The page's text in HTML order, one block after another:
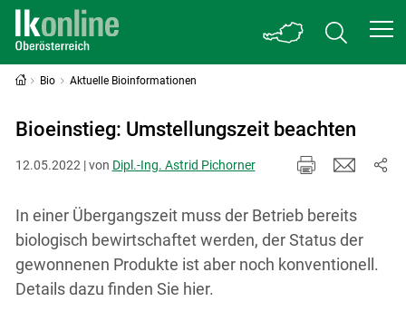
Bio Aktuelle Bioinformationen
Bioeinstieg: Umstellungszeit beachten
12.05.2022 | von Dipl.-Ing. Astrid Pichorner
In einer Übergangszeit muss der Betrieb bereits
biologisch bewirtschaftet werden, der Status der
gewonnenen Produkte ist aber noch konventionell.
Details dazu finden Sie hier.